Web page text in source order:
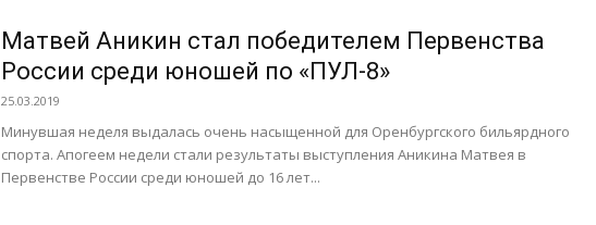
Матвей Аникин стал победителем Первенства
России среди юношей по «ПУЛ-8»
25.03.2019
Минувшая неделя выдалась очень насыщенной для Оренбургского бильярдного
спорта. Апогеем недели стали результаты выступления Аникина Матвея в
Первенстве России среди юношей до 16 лет...